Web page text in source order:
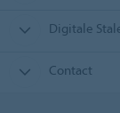
Digitale
Contact